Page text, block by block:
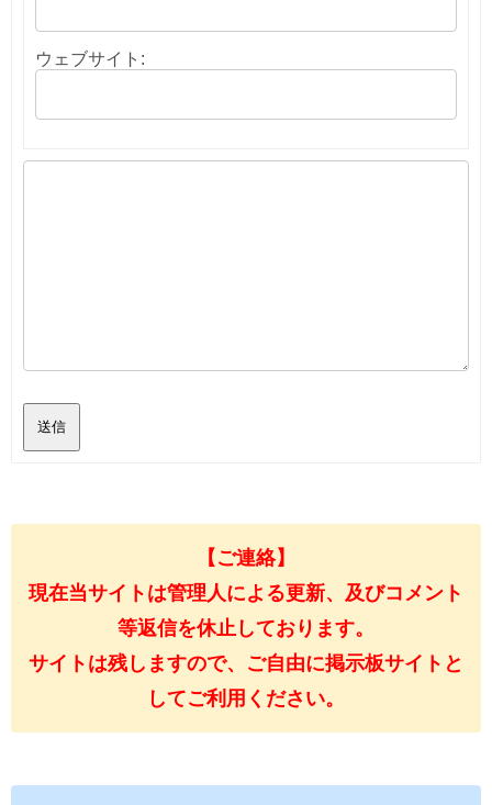
ウェブサイト:
送信
【ご連絡】
現在当サイトは管理人による更新、及びコメント
等返信を休止しております。
サイトは残しますので、ご自由に掲示板サイトと
してご利用ください。